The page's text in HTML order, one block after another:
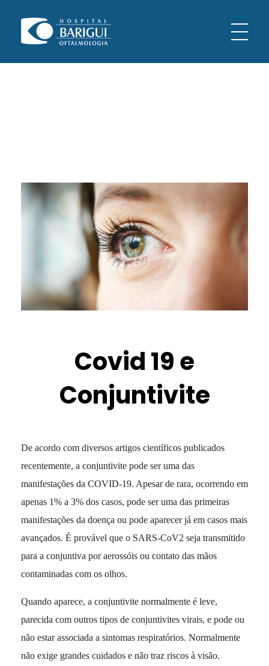
Oftalmologia Barigui
Oftalmologia Curitiba
Covid 19 e
Conjuntivite
De acordo com diversos artigos científicos publicados
recentemente, a conjuntivite pode ser uma das
manifestações da COVID-19. Apesar de rara, ocorrendo em
apenas 1% a 3% dos casos, pode ser uma das primeiras
manifestações da doença ou pode aparecer já em casos mais
avançados. É provável que o SARS-CoV2 seja transmitido
para a conjuntiva por aerossóis ou contato das mãos
contaminadas com os olhos.
Quando aparece, a conjuntivite normalmente é leve,
parecida com outros tipos de conjuntivites virais, e pode ou
não estar associada a sintomas respiratórios. Normalmente
não exige grandes cuidados e não traz riscos à visão.